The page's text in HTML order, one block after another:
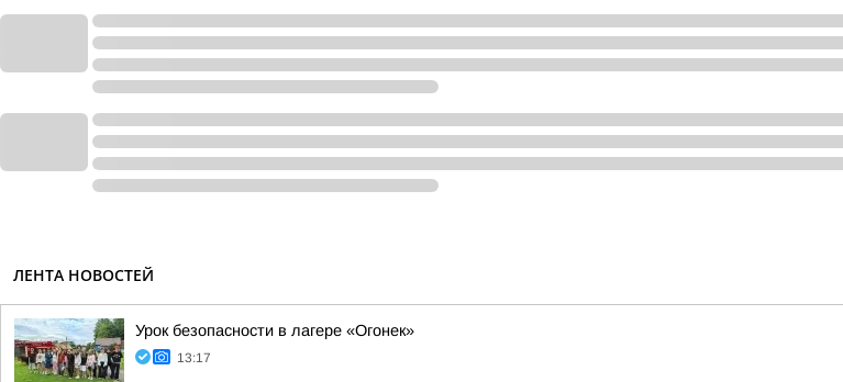
ЛЕНТА НОВОСТЕЙ
Урок безопасности в лагере «Огонек»
13:17